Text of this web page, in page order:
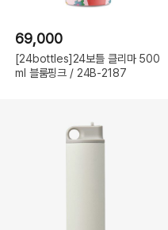
69,000
[24bottles]24보틀 클리마 500
ml 블룸핑크 / 24B-2187